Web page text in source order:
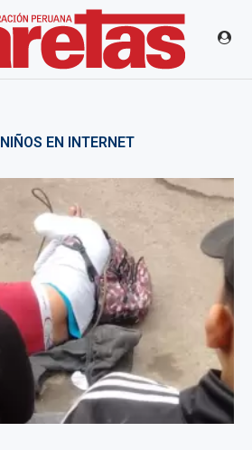
NIÑOS EN INTERNET